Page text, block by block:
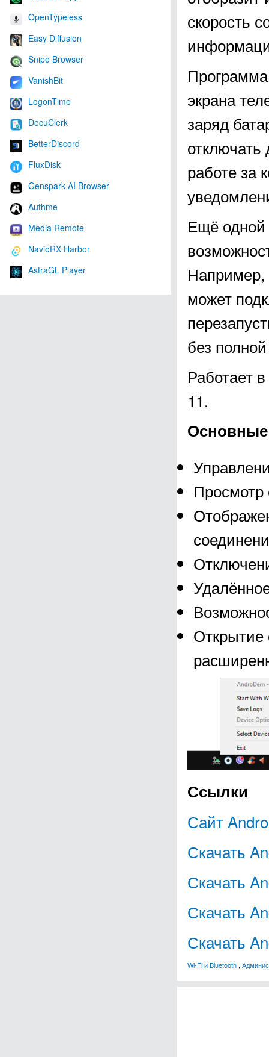
OpenTypeless
Easy Diffusion
Snipe Browser
VanishBit
LogonTime
DocuClerk
BetterDiscord
FluxDisk
Genspark AI Browser
Authme
Media Remote
NavioRX Harbor
AstraGL Player
скорость
экрана
заряд
отключать
работе за
Ещё
Например,
может
без
Работает
11.
Просмотр
Открытие
Ссылки
Сайт
Скачать
Скачать
Скачать
Скачать
Wi-Fi и Bluetooth ,